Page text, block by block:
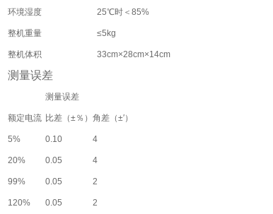
环境湿度 25℃时＜85%
整机重量 ≤5kg
整机体积 33cm×28cm×14cm
测量误差
测量误差
额定电流 比差（±％） 角差（±′）
5% 0.10 4
20% 0.05 4
99% 0.05 2
120% 0.05 2